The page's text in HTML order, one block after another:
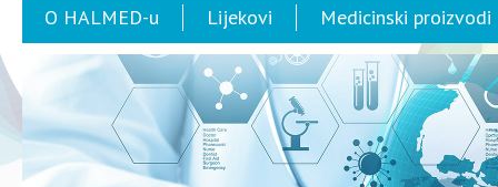
O HALMED-u Lijekovi Medicinski proizvodi